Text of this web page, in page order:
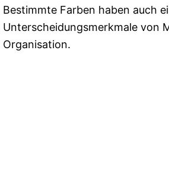
Bestimmte Farben haben auch
Unterscheidungsmerkmale von
Organisation.